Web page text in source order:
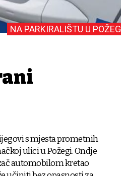
NA PARKIRALIŠTU U
s mjesta prometnih
ulici u Požegi. Ondje
automobilom kretao